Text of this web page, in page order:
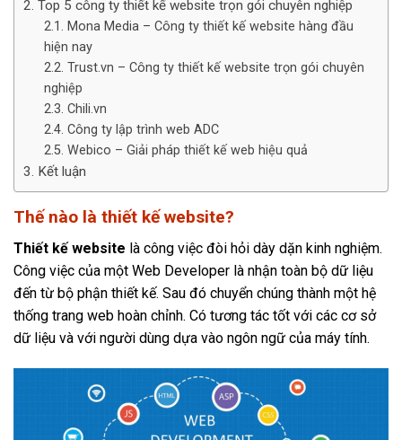
Top 5 công ty thiết kế website trọn gói chuyên nghiệp
Mona Media – Công ty thiết kế website hàng đầu
hiện nay
Trust.vn – Công ty thiết kế website trọn gói chuyên
nghiệp
Chili.vn
Công ty lập trình web ADC
Webico – Giải pháp thiết kế web hiệu quả
Kết luận
Thế nào là thiết kế website?
Thiết kế website là công việc đòi hỏi dày dặn kinh nghiệm.
Công việc của một Web Developer là nhận toàn bộ dữ liệu
đến từ bộ phận thiết kế. Sau đó chuyển chúng thành một hệ
thống trang web hoàn chỉnh. Có tương tác tốt với các cơ sở
dữ liệu và với người dùng dựa vào ngôn ngữ của máy tính.